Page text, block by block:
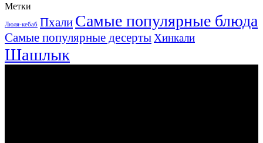
Метки
Люля-кебаб Пхали Самые популярные блюда
Самые популярные десерты Хинкали
Шашлык